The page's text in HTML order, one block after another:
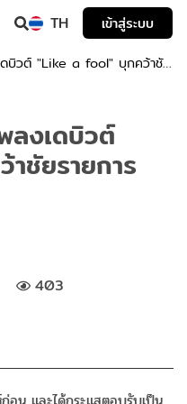
TH
เข้าสู่ระบบ
บิวต์ "Like a fool" บุกคว้าชัย
ลงเดบิวต์
ชัยรายการ
403